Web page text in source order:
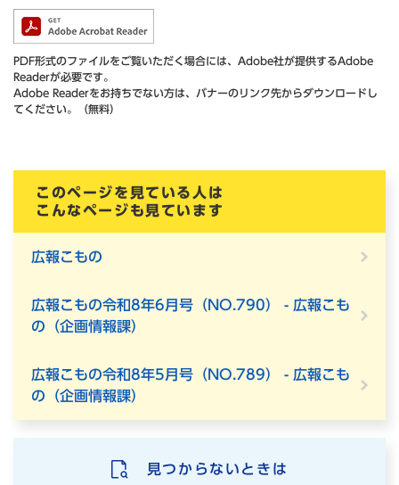
PDF形式のファイルをご覧いただく場合には、Adobe社が提供するAdobe
Readerが必要です。
Adobe Readerをお持ちでない方は、バナーのリンク先からダウンロードし
てください。（無料）
このページを見ている人は
こんなページも見ています
広報こもの
広報こもの令和8年6月号（NO.790） - 広報こも
の（企画情報課）
広報こもの令和8年5月号（NO.789） - 広報こも
の（企画情報課）
見つからないときは